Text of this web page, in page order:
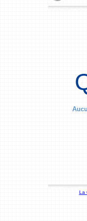
La